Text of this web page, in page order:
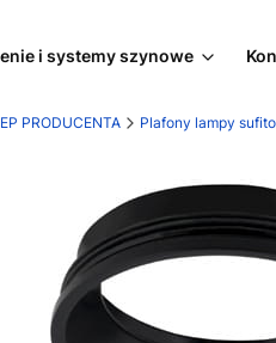
i systemy szynowe
PRODUCENTA Plafony lampy